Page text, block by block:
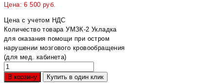
Цена:6 500 руб.
Цена с учетом НДС
Количество товара УМЗК-2 Укладка
для оказания помощи при остром
нарушении мозгового кровообращения
(для мед. кабинета)
В корзину Купить в один клик